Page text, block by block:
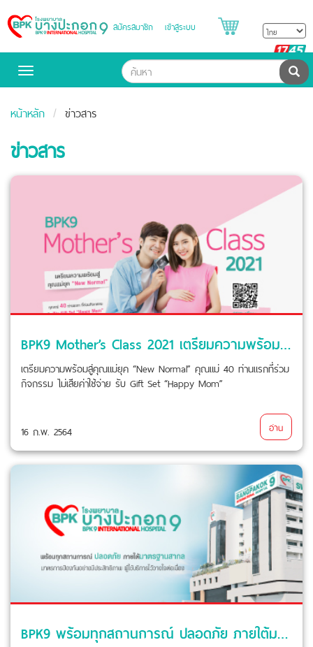
Bangpakok
Hospital
สมัครสมาชิก เข้าสู่ระบบ
Toggle
ค้น
หน้าหลัก ข่าวสาร
ข่าวสาร
BPK9 Mother’s Class 2021 เตรียมความพร้อมสู่คุณแม่ยุค “New Normal”
เตรียมความพร้อมสู่คุณแม่ยุค “New Normal” คุณแม่ 40 ท่านแรกที่ร่วม
กิจกรรม ไม่เสียค่าใช้จ่าย รับ Gift Set “Happy Mom”
16 ก.พ. 2564 อ่าน
BPK9 พร้อมทุกสถานการณ์ ปลอดภัย ภายใต้มาตรฐานสากล ผู้ใช้บริการไว้วางใจต่อเนื่อง